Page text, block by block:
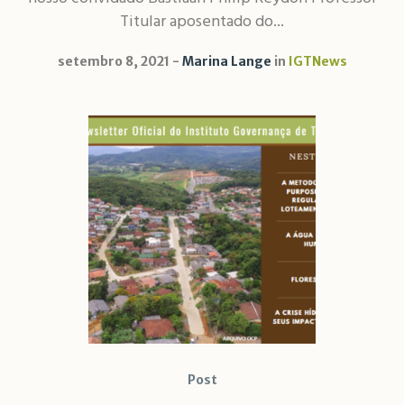
Titular aposentado do...
setembro 8, 2021 Marina Lange in IGTNews
Post